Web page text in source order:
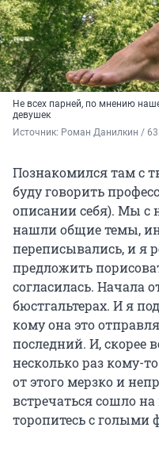
Не всех парней, по мнению
девушек
Источник: Роман Данилкин /
Познакомился там с
буду говорить
описании себя). Мы с
нашли общие темы,
переписывались, и я
предложить
согласилась. Начала
бюстгальтерах. И я
кому она это
последний. И, скорее
несколько раз кому-
от этого мерзко и
встречаться сошло
торопитесь с голыми